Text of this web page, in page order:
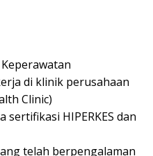
di klinik perusahaan
Clinic)
sertifikasi HIPERKES dan
telah berpengalaman